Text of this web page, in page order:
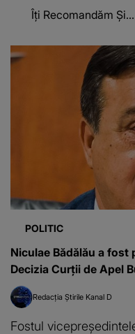
Îți Recomandăm Și...
POLITIC
Niculae Bădălău a
Decizia Curţii de Apel
Redacția Știrile Kanal D
Fostul